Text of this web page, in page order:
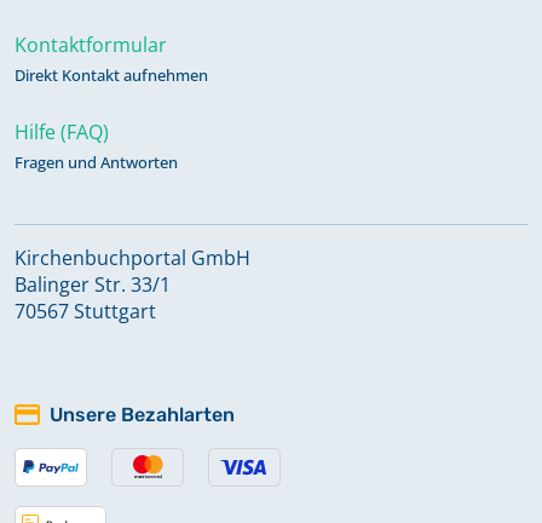
Kontaktformular
Direkt Kontakt aufnehmen
Hilfe (FAQ)
Fragen und Antworten
Kirchenbuchportal GmbH
Balinger Str. 33/1
70567 Stuttgart
Unsere Bezahlarten